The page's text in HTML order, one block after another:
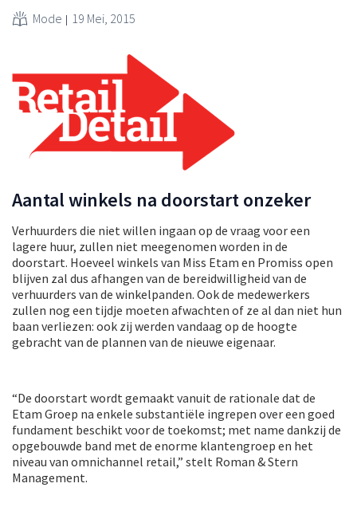
Mode 19 Mei, 2015
Aantal winkels na doorstart onzeker
Verhuurders die niet willen ingaan op de vraag voor een
lagere huur, zullen niet meegenomen worden in de
doorstart. Hoeveel winkels van Miss Etam en Promiss open
blijven zal dus afhangen van de bereidwilligheid van de
verhuurders van de winkelpanden. Ook de medewerkers
zullen nog een tijdje moeten afwachten of ze al dan niet hun
baan verliezen: ook zij werden vandaag op de hoogte
gebracht van de plannen van de nieuwe eigenaar.
“De doorstart wordt gemaakt vanuit de rationale dat de
Etam Groep na enkele substantiële ingrepen over een goed
fundament beschikt voor de toekomst; met name dankzij de
opgebouwde band met de enorme klantengroep en het
niveau van omnichannel retail,” stelt Roman & Stern
Management.